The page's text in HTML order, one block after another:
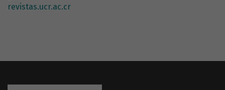
revistas.ucr.ac.cr